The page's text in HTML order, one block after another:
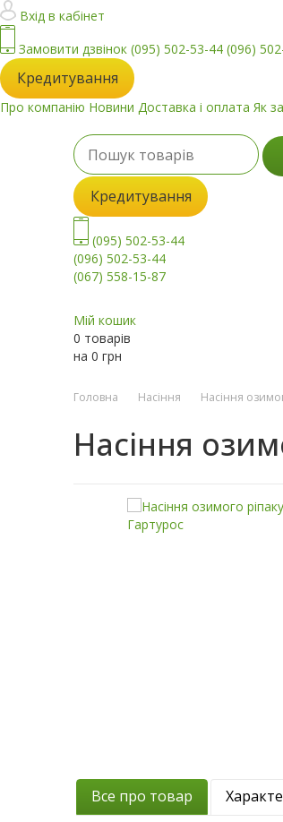
Вхід в кабінет
Замовити дзвінок (095) 502-53-44 (096)
Кредитування
Про компанію Новини Доставка і оплата Як
Кредитування
(095) 502-53-44
(096) 502-53-44
(067) 558-15-87
Мій кошик
0 товарів
на 0 грн
Головна Насіння Насіння
Насіння
Все про товар